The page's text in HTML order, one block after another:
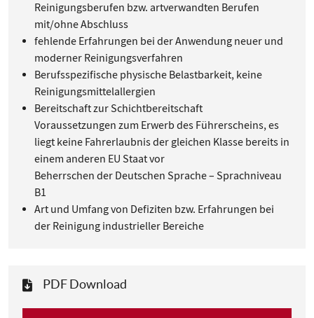
Reinigungsberufen bzw. artverwandten Berufen
mit/ohne Abschluss
fehlende Erfahrungen bei der Anwendung neuer und
moderner Reinigungsverfahren
Berufsspezifische physische Belastbarkeit, keine
Reinigungsmittelallergien
Bereitschaft zur Schichtbereitschaft
Voraussetzungen zum Erwerb des Führerscheins, es
liegt keine Fahrerlaubnis der gleichen Klasse bereits in
einem anderen EU Staat vor
Beherrschen der Deutschen Sprache – Sprachniveau
B1
Art und Umfang von Defiziten bzw. Erfahrungen bei
der Reinigung industrieller Bereiche
PDF Download